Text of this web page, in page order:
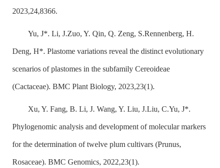
2023,24,8366.
Yu, J*. Li, J.Zuo, Y. Qin, Q. Zeng, S.Rennenberg, H.
Deng, H*. Plastome variations reveal the distinct evolutionary
scenarios of plastomes in the subfamily Cereoideae
(Cactaceae). BMC Plant Biology, 2023,23(1).
Xu, Y. Fang, B. Li, J. Wang, Y. Liu, J.Liu, C.Yu, J*.
Phylogenomic analysis and development of molecular markers
for the determination of twelve plum cultivars (Prunus,
Rosaceae). BMC Genomics, 2022,23(1).